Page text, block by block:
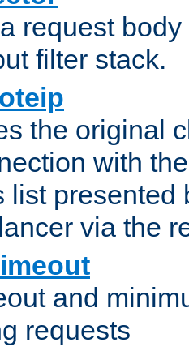
request
filter stack.
the original
with
list presented
via the
and
requests